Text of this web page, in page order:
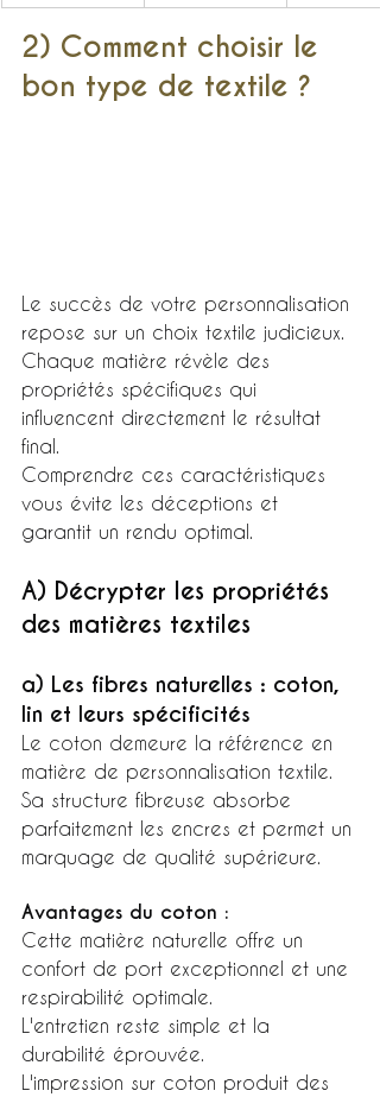
2) Comment choisir le
bon type de textile ?
Le succès de votre personnalisation
repose sur un choix textile judicieux.
Chaque matière révèle des
propriétés spécifiques qui
influencent directement le résultat
final.
Comprendre ces caractéristiques
vous évite les déceptions et
garantit un rendu optimal.
A) Décrypter les propriétés
des matières textiles
a) Les fibres naturelles : coton,
lin et leurs spécificités
Le coton demeure la référence en
matière de personnalisation textile.
Sa structure fibreuse absorbe
parfaitement les encres et permet un
marquage de qualité supérieure.
Avantages du coton :
Cette matière naturelle offre un
confort de port exceptionnel et une
respirabilité optimale.
L'entretien reste simple et la
durabilité éprouvée.
L'impression sur coton produit des